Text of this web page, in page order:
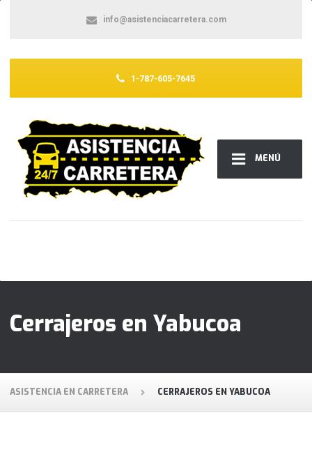
MENÚ
info@asistenciacarretera.com
1-787-605-7645
Cerrajeros en Yabucoa
ASISTENCIA EN CARRETERA CERRAJEROS EN YABUCOA